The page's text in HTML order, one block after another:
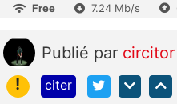
Free 7.24 Mb/s
Publié par circitor
!
citer